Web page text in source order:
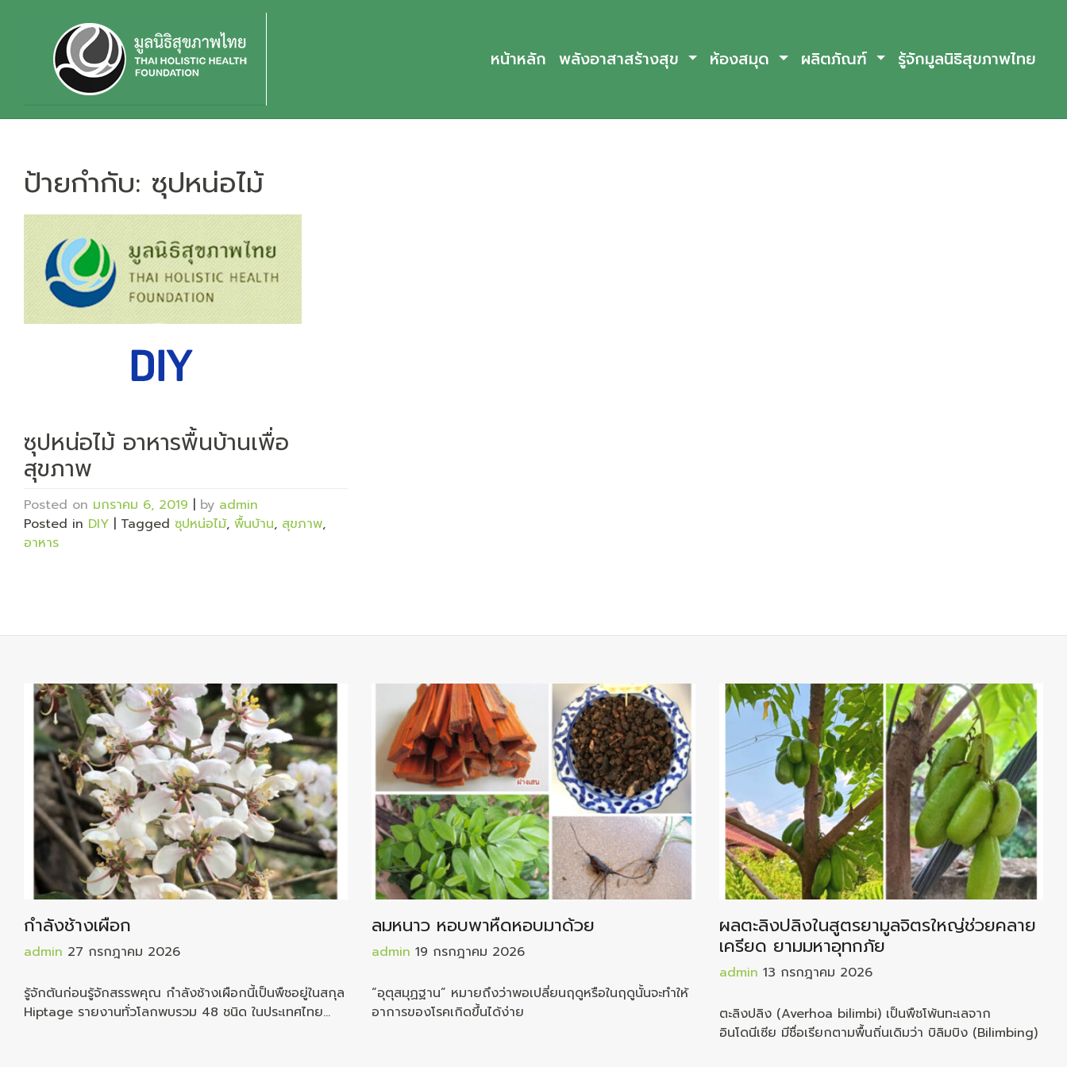
หน้าหลัก พลังอาสาสร้างสุข ห้องสมุด ผลิตภัณฑ์ รู้จักมูลนิธิสุขภาพไทย
ป้ายกำกับ: ซุปหน่อไม้
ซุปหน่อไม้ อาหารพื้นบ้านเพื่อ
สุขภาพ
Posted on มกราคม 6, 2019 by admin
Posted in DIY Tagged ซุปหน่อไม้, พื้นบ้าน, สุขภาพ,
อาหาร
กำลังช้างเผือก
admin 27 กรกฎาคม 2026
รู้จักต้นก่อนรู้จักสรรพคุณ กำลังช้างเผือกนี้เป็นพืชอยู่ในสกุล
Hiptage รายงานทั่วโลกพบรวม 48 ชนิด ในประเทศไทย
ลมหนาว หอบพาหืดหอบมาด้วย
admin 19 กรกฎาคม 2026
“อุตุสมุฏฐาน” หมายถึงว่าพอเปลี่ยนฤดูหรือในฤดูนั้นจะทำให้
อาการของโรคเกิดขึ้นได้ง่าย
ผลตะลิงปลิงในสูตรยามูลจิตรใหญ่ช่วยคลาย
เครียด ยามมหาอุทกภัย
admin 13 กรกฎาคม 2026
ตะลิงปลิง (Averhoa bilimbi) เป็นพืชโพ้นทะเลจาก
อินโดนีเซีย มีชื่อเรียกตามพื้นถิ่นเดิมว่า บิลิมบิง (Bilimbing)